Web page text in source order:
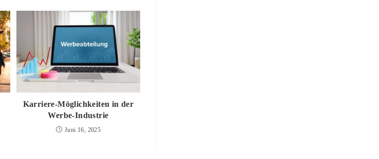
Karriere-Möglichkeiten in der
Werbe-Industrie
Juni 16, 2025